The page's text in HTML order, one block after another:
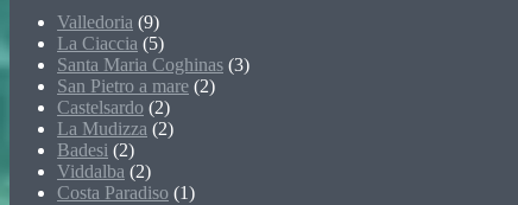
Valledoria (9)
La Ciaccia (5)
Santa Maria Coghinas (3)
San Pietro a mare (2)
Castelsardo (2)
La Mudizza (2)
Badesi (2)
Viddalba (2)
Costa Paradiso (1)